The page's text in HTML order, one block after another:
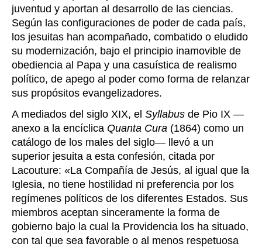
juventud y aportan al desarrollo de las ciencias.
Según las configuraciones de poder de cada país,
los jesuitas han acompañado, combatido o eludido
su modernización, bajo el principio inamovible de
obediencia al Papa y una casuística de realismo
político, de apego al poder como forma de relanzar
sus propósitos evangelizadores.
A mediados del siglo XIX, el Syllabus de Pio IX —
anexo a la encíclica Quanta Cura (1864) como un
catálogo de los males del siglo— llevó a un
superior jesuita a esta confesión, citada por
Lacouture: «La Compañía de Jesús, al igual que la
Iglesia, no tiene hostilidad ni preferencia por los
regímenes políticos de los diferentes Estados. Sus
miembros aceptan sinceramente la forma de
gobierno bajo la cual la Providencia los ha situado,
con tal que sea favorable o al menos respetuosa